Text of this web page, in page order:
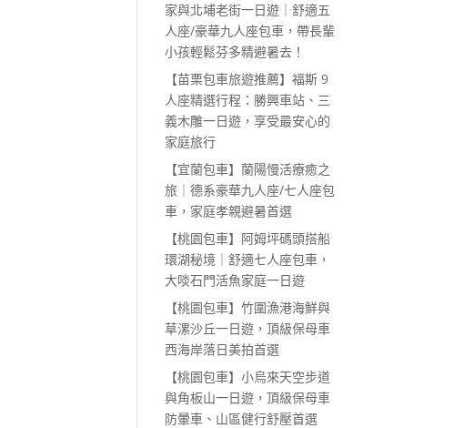
家與北埔老街一日遊｜舒適五
人座/豪華九人座包車，帶長輩
小孩輕鬆芬多精避暑去！
【苗栗包車旅遊推薦】福斯 9
人座精選行程：勝興車站、三
義木雕一日遊，享受最安心的
家庭旅行
【宜蘭包車】蘭陽慢活療癒之
旅｜德系豪華九人座/七人座包
車，家庭孝親避暑首選
【桃園包車】阿姆坪碼頭搭船
環湖秘境｜舒適七人座包車，
大啖石門活魚家庭一日遊
【桃園包車】竹圍漁港海鮮與
草漯沙丘一日遊，頂級保母車
西海岸落日美拍首選
【桃園包車】小烏來天空步道
與角板山一日遊，頂級保母車
防暈車、山區健行舒壓首選